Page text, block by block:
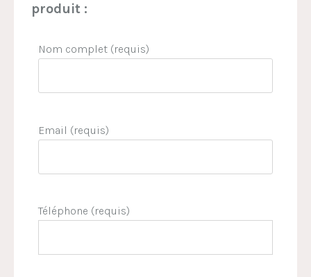
produit :
Nom complet (requis)
Email (requis)
Téléphone (requis)